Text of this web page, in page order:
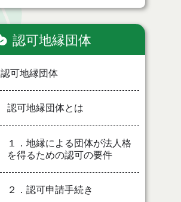
認可地縁団体
認可地縁団体
認可地縁団体とは
１．地縁による団体が法人格
を得るための認可の要件
２．認可申請手続き